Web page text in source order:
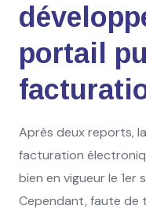
portail
Après deux reports,
facturation
bien en vigueur le
Cependant, faute de